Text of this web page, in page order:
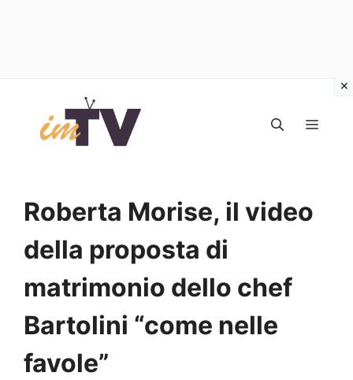
contenuto
Roberta Morise, il video
della proposta di
matrimonio dello chef
Bartolini “come nelle
favole”